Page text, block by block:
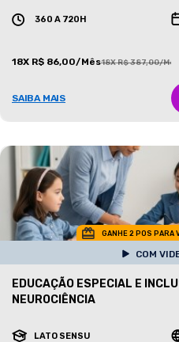
360 A 720H
18X R$ 86,00/Mês18X R$ 387,00/Mês
SAIBA MAIS
GANHE 2 POS PARA
COM
EDUCAÇÃO ESPECIAL E
NEUROCIÊNCIA
LATO SENSU